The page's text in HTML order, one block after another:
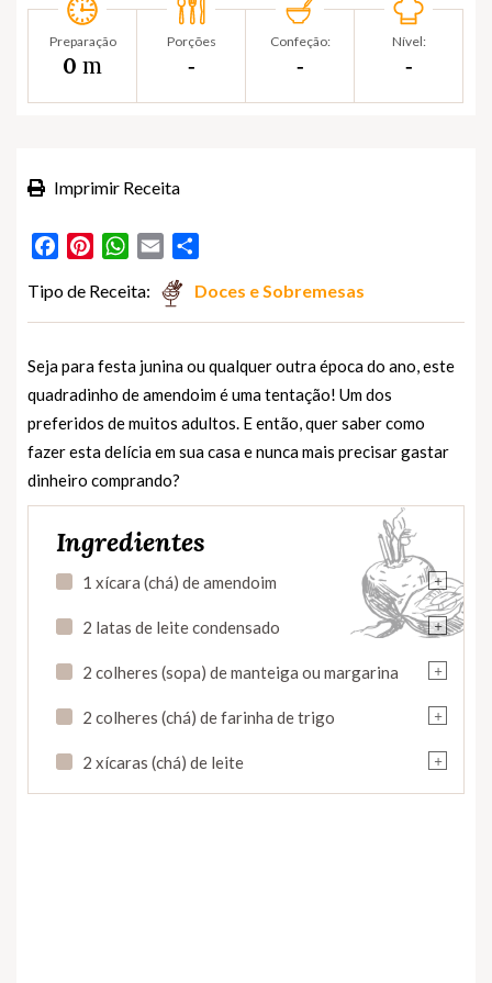
Preparação
0 m
Porções
‐
Confeção:
‐
Nível:
‐
Imprimir Receita
FacebookPinterestWhatsApp
Email
Tipo de Receita: Doces e Sobremesas
Seja para festa junina ou qualquer outra época do ano, este
quadradinho de amendoim é uma tentação! Um dos
preferidos de muitos adultos. E então, quer saber como
fazer esta delícia em sua casa e nunca mais precisar gastar
dinheiro comprando?
Ingredientes
+
1 xícara (chá) de amendoim
+
2 latas de leite condensado
+
2 colheres (sopa) de manteiga ou margarina
+
2 colheres (chá) de farinha de trigo
+
2 xícaras (chá) de leite